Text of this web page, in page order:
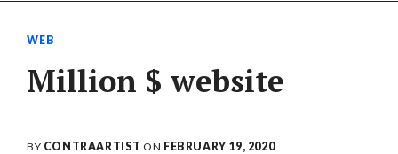
WEB
Million $ website
BY CONTRAARTIST ON FEBRUARY 19, 2020